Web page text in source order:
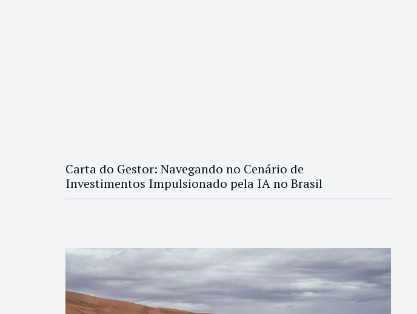
Carta do Gestor: Navegando no Cenário de
Investimentos Impulsionado pela IA no Brasil